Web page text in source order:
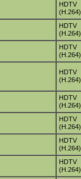
HDTV
(H.264)
HDTV
(H.264)
HDTV
(H.264)
HDTV
(H.264)
HDTV
(H.264)
HDTV
(H.264)
HDTV
(H.264)
HDTV
(H.264)